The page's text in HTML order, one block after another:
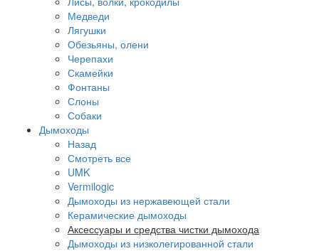
Медведи
Лягушки
Обезьяны, олени
Черепахи
Скамейки
Фонтаны
Слоны
Собаки
Дымоходы
Назад
Смотреть все
UMK
Vermilogic
Дымоходы из нержавеющей стали
Керамические дымоходы
Аксессуары и средства чистки дымохода
Дымоходы из низколегированной стали